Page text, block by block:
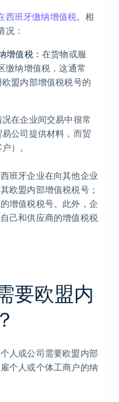
西班牙缴纳增值税。相
况：
增值税： 在货物或服
缴纳增值税，这通常
盟内部增值税税号的
在企业间交易中很常
公司提供材料，而贸
）。
班牙企业在向其他企业
欧盟内部增值税税号；
增值税税号。此外，企
己和供应商的增值税税
要欧盟内
人或公司需要欧盟内部
个人或个体工商户的纳